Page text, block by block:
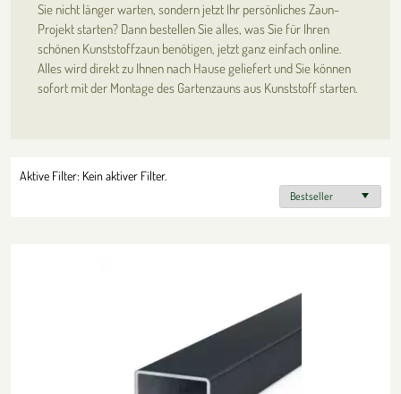
Sie nicht länger warten, sondern jetzt Ihr persönliches Zaun-
Projekt starten? Dann bestellen Sie alles, was Sie für Ihren
schönen Kunststoffzaun benötigen, jetzt ganz einfach online.
Alles wird direkt zu Ihnen nach Hause geliefert und Sie können
sofort mit der Montage des Gartenzauns aus Kunststoff starten.
Aktive Filter: Kein aktiver Filter.